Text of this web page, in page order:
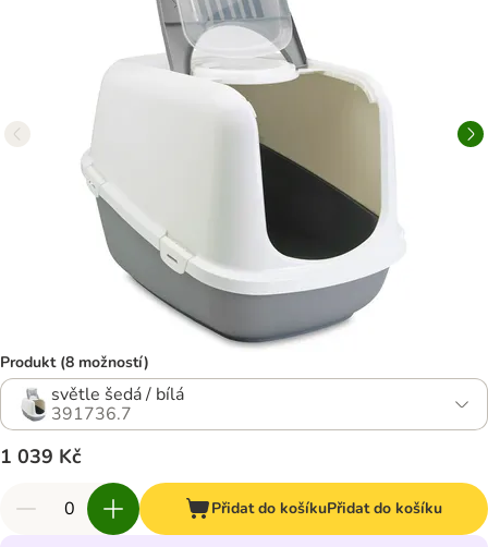
Produkt (8 možností)
světle šedá / bílá
391736.7
1 039 Kč
Přidat do košíkuPřidat do košíku